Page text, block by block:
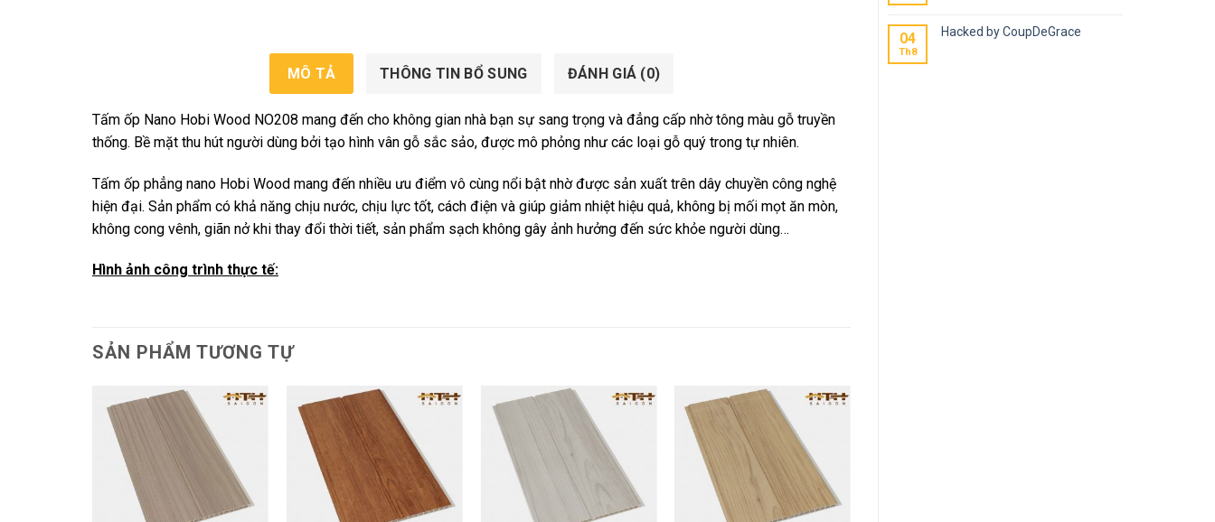
04
Th8
Hacked by CoupDeGrace
MÔ TẢ THÔNG TIN BỔ SUNG ĐÁNH GIÁ (0)
Tấm ốp Nano Hobi Wood NO208 mang đến cho không gian nhà bạn sự sang trọng và đẳng cấp nhờ tông màu gỗ truyền
thống. Bề mặt thu hút người dùng bởi tạo hình vân gỗ sắc sảo, được mô phỏng như các loại gỗ quý trong tự nhiên.
Tấm ốp phẳng nano Hobi Wood mang đến nhiều ưu điểm vô cùng nổi bật nhờ được sản xuất trên dây chuyền công nghệ
hiện đại. Sản phẩm có khả năng chịu nước, chịu lực tốt, cách điện và giúp giảm nhiệt hiệu quả, không bị mối mọt ăn mòn,
không cong vênh, giãn nở khi thay đổi thời tiết, sản phẩm sạch không gây ảnh hưởng đến sức khỏe người dùng…
Hình ảnh công trình thực tế:
SẢN PHẨM TƯƠNG TỰ